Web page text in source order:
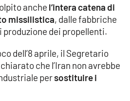
anche l’intera catena di
missilistica, dalle fabbriche
dei propellenti.
dell’8 aprile, il Segretario
che l’Iran non avrebbe
persostituire i